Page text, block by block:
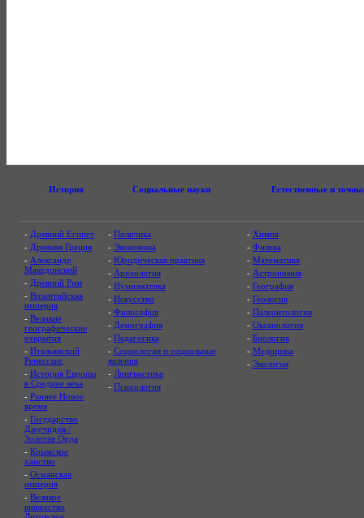
История Социальные науки Естественные и
- Древний Египет
- Древняя Греция
- Александр
Македонский
- Древний Рим
- Византийская
империя
- Великие
географические
открытия
- Итальянский
Ренессанс
- История Европы
в Средние века
- Раннее Новое
время
- Государство
Джучидов /
Золотая Орда
- Крымское
ханство
- Османская
империя
- Великое
княжество
- Политика
- Экономика
- Юридическая практика
- Археология
- Нумизматика
- Искусство
- Философия
- Демография
- Педагогика
- Социология и социальные
явления
- Лингвистика
- Психология
- Химия
- Физика
- Математика
- Астрономия
- География
- Геология
- Палеонтология
- Океанология
- Биология
- Медицина
- Экология